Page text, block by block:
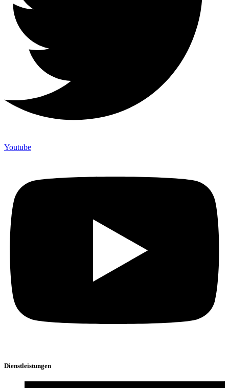
Youtube
Dienstleistungen